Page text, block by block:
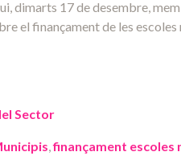
dimarts 17 de desembre,
el finançament de les
Sector
,finançament escoles